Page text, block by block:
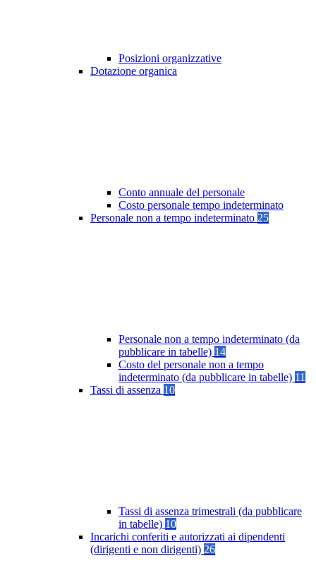
Posizioni organizzative
Dotazione organica
Conto annuale del personale
Costo personale tempo indeterminato
Personale non a tempo indeterminato 25
Personale non a tempo indeterminato (da
pubblicare in tabelle) 14
Costo del personale non a tempo
indeterminato (da pubblicare in tabelle) 11
Tassi di assenza 10
Tassi di assenza trimestrali (da pubblicare
in tabelle) 10
Incarichi conferiti e autorizzati ai dipendenti
(dirigenti e non dirigenti) 26